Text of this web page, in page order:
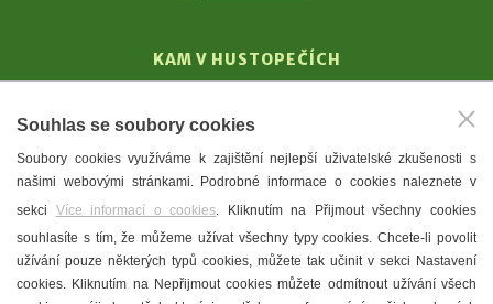
KAM V HUSTOPEČÍCH
T. G. Masaryk
Mandloně
Ubytování
Restaurace
Městské muzeum a galerie
Souhlas se soubory cookies
Soubory cookies využíváme k zajištění nejlepší uživatelské zkušenosti s
našimi webovými stránkami. Podrobné informace o cookies naleznete v
sekci Více informací o cookies. Kliknutím na Přijmout všechny cookies
souhlasíte s tím, že můžeme užívat všechny typy cookies. Chcete-li povolit
užívání pouze některých typů cookies, můžete tak učinit v sekci Nastavení
cookies. Kliknutím na Nepřijmout cookies můžete odmítnout užívání všech